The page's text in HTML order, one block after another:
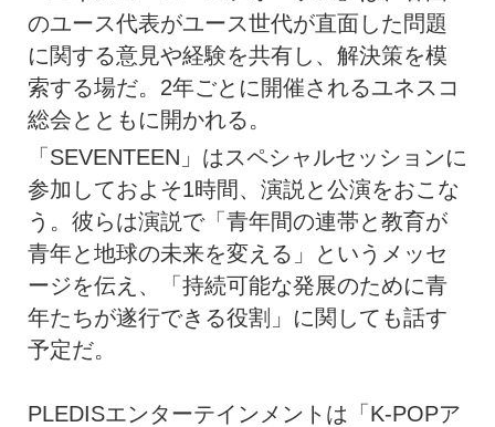
のユース代表がユース世代が直面した問題
に関する意見や経験を共有し、解決策を模
索する場だ。2年ごとに開催されるユネスコ
総会とともに開かれる。
「SEVENTEEN」はスペシャルセッションに
参加しておよそ1時間、演説と公演をおこな
う。彼らは演説で「青年間の連帯と教育が
青年と地球の未来を変える」というメッセ
ージを伝え、「持続可能な発展のために青
年たちが遂行できる役割」に関しても話す
予定だ。
PLEDISエンターテインメントは「K-POPア